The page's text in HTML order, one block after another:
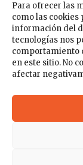
Para ofrecer las
como las cookies
información del
tecnologías nos
comportamiento
en este sitio. No
afectar
programas de
fiestas y
acontece en
Sobre nosotros
Contáctanos